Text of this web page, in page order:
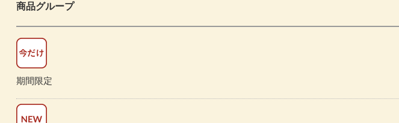
商品グループ
期間限定